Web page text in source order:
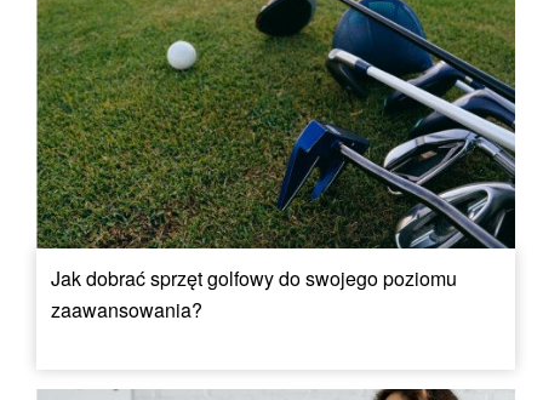
Jak dobrać sprzęt golfowy do swojego poziomu
zaawansowania?